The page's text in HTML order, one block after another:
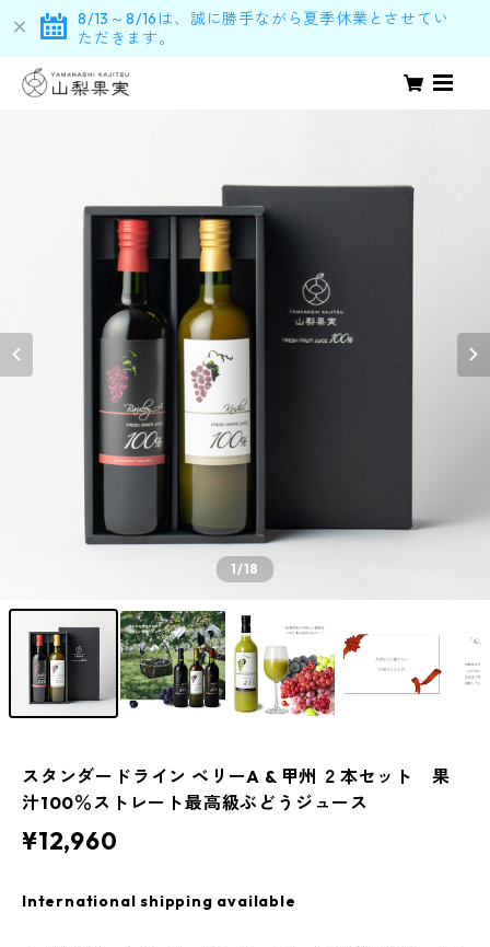
8/13～8/16は、誠に勝手ながら夏季休業とさせてい
ただきます。
1/18
スタンダードライン ベリーA & 甲州 ２本セット 果
汁100％ストレート最高級ぶどうジュース
¥12,960
International shipping available